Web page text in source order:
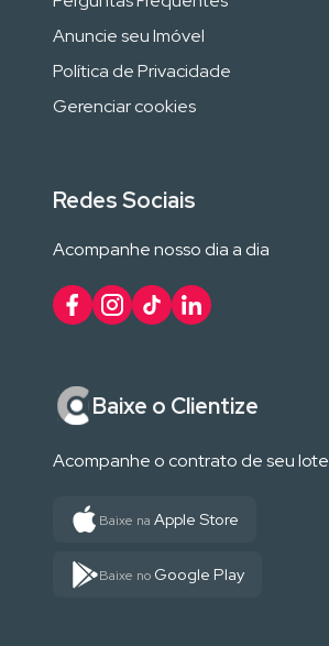
Anuncie seu Imóvel
Política de Privacidade
Gerenciar cookies
Redes Sociais
Acompanhe nosso dia a dia
Baixe o Clientize
Acompanhe o contrato de seu lote
Baixe na Apple Store
Baixe no Google Play